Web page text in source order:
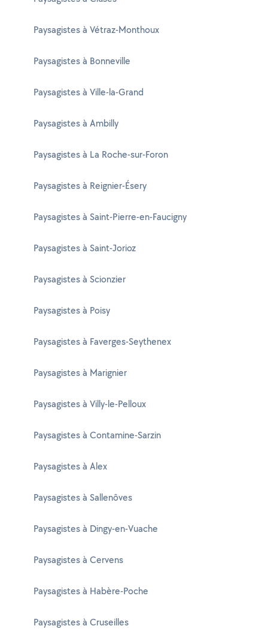
Paysagistes à Vétraz-Monthoux
Paysagistes à Bonneville
Paysagistes à Ville-la-Grand
Paysagistes à Ambilly
Paysagistes à La Roche-sur-Foron
Paysagistes à Reignier-Ésery
Paysagistes à Saint-Pierre-en-Faucigny
Paysagistes à Saint-Jorioz
Paysagistes à Scionzier
Paysagistes à Poisy
Paysagistes à Faverges-Seythenex
Paysagistes à Marignier
Paysagistes à Villy-le-Pelloux
Paysagistes à Contamine-Sarzin
Paysagistes à Alex
Paysagistes à Sallenôves
Paysagistes à Dingy-en-Vuache
Paysagistes à Cervens
Paysagistes à Habère-Poche
Paysagistes à Cruseilles